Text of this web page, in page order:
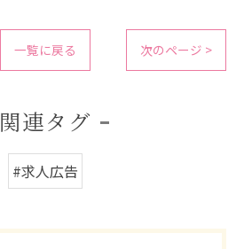
一覧に戻る 次のページ >
関連タグ
#求人広告